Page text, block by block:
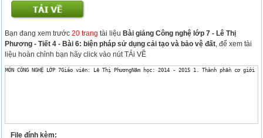
Bạn đang xem trước20 trang tài liệuBài giảng Công nghệ lớp 7 - Lê Thị
Phương - Tiết 4 - Bài 6: biện pháp sử dụng cải tạo và bảo vệ đất , để xem tài
liệu hoàn chỉnh bạn hãy click vào nút TẢi VỀ
File đính kèm: